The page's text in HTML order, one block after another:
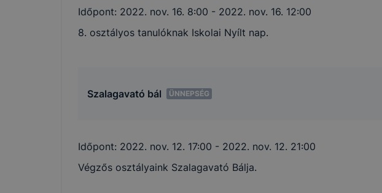
Időpont: 2022. nov. 16. 8:00 - 2022. nov. 16. 12:00
8. osztályos tanulóknak Iskolai Nyílt nap.
Szalagavató bál ÜNNEPSÉG
Időpont: 2022. nov. 12. 17:00 - 2022. nov. 12. 21:00
Végzős osztályaink Szalagavató Bálja.
annak felmérésével, hogy a